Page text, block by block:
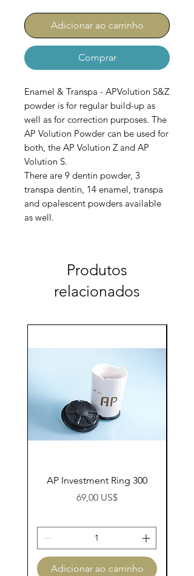
Adicionar ao carrinho
Comprar
Enamel & Transpa - APVolution S&Z
powder is for regular build-up as
well as for correction purposes. The
AP Volution Powder can be used for
both, the AP Volution Z and AP
Volution S.
There are 9 dentin powder, 3
transpa dentin, 14 enamel, transpa
and opalescent powders available
as well.
Produtos
relacionados
AP Investment Ring 300
Preço
69,00 US$
Adicionar ao carrinho